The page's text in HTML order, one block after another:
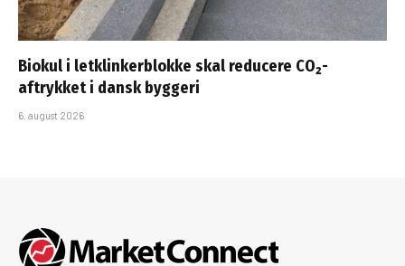
Biokul i letklinkerblokke skal reducere CO₂-
aftrykket i dansk byggeri
6. august 2026